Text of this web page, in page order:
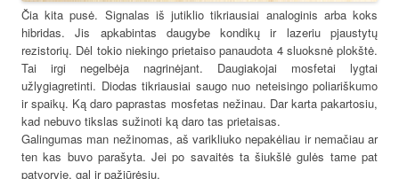
Čia kita pusė. Signalas iš jutiklio tikriausiai analoginis arba koks
hibridas. Jis apkabintas daugybe kondikų ir lazeriu pjaustytų
rezistorių. Dėl tokio niekingo prietaiso panaudota 4 sluoksnė plokštė.
Tai irgi negelbėja nagrinėjant. Daugiakojai mosfetai lygtai
užlygiagretinti. Diodas tikriausiai saugo nuo neteisingo poliariškumo
ir spaikų. Ką daro paprastas mosfetas nežinau. Dar karta pakartosiu,
kad nebuvo tikslas sužinoti ką daro tas prietaisas.
Galingumas man nežinomas, aš varikliuko nepakėliau ir nemačiau ar
ten kas buvo parašyta. Jei po savaitės ta šiukšlė gulės tame pat
patvoryje, gal ir pažiūrėsiu.